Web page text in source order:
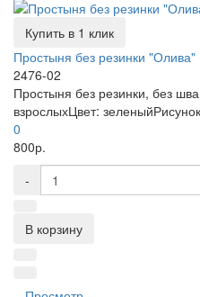
Купить в 1 клик
Простыня без резинки "Олива"
2476-02
Простыня без резинки, без
взрослыхЦвет:
0
800р.
-
В корзину